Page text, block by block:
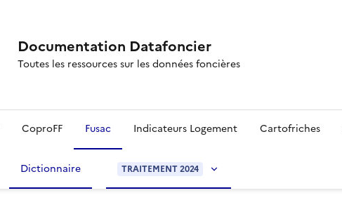
Documentation Datafoncier
Toutes les ressources sur les données foncières
CoproFF Fusac Indicateurs Logement Cartofriches
Dictionnaire TRAITEMENT 2024